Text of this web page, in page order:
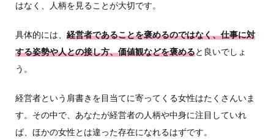
はなく、人柄を見ることが大切です。
具体的には、 経営者であることを褒めるのではなく、仕事に対
する姿勢や人との接し方、価値観などを褒めると良いでしょ
う。
経営者という肩書きを目当てに寄ってくる女性はたくさんいま
す。その中で、あなたが経営者の人柄や中身に注目していれ
ば、ほかの女性とは違った存在になれるはずです。